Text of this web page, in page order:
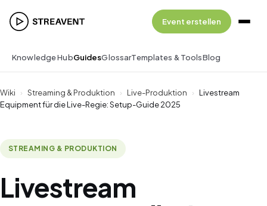
Event erstellen
Knowledge HubGuidesGlossarTemplates & ToolsBlog
Wiki › Streaming & Produktion › Live-Produktion › Livestream
Equipment für die Live-Regie: Setup-Guide 2025
STREAMING & PRODUKTION
Livestream